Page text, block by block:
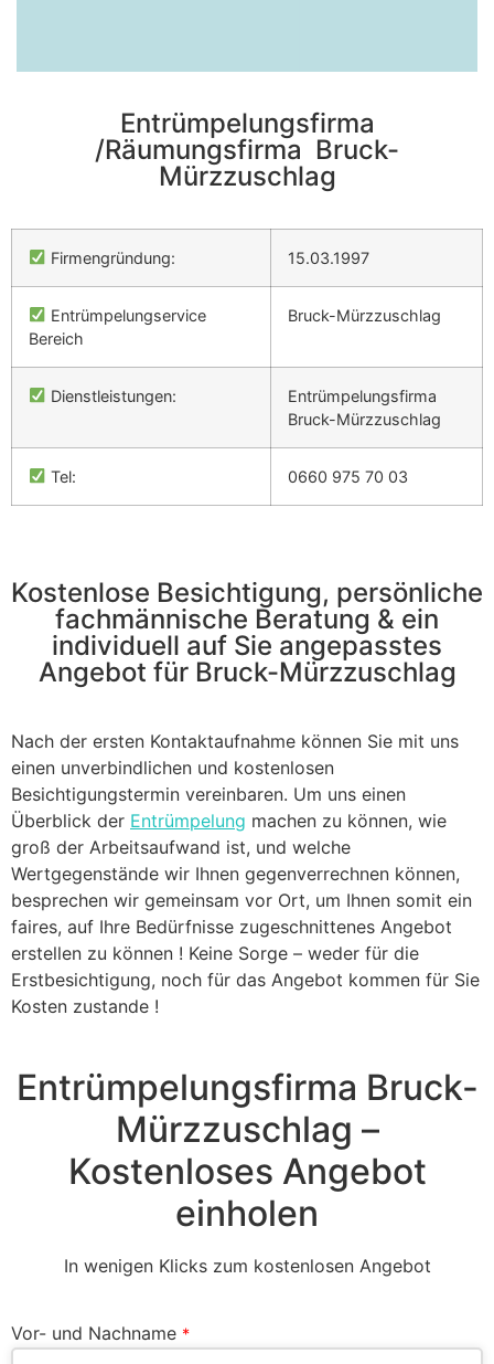
Entrümpelungsfirma
/Räumungsfirma Bruck-
Mürzzuschlag
Firmengründung: 15.03.1997
Entrümpelungservice
Bereich
Bruck-Mürzzuschlag
Dienstleistungen:
Entrümpelungsfirma
Bruck-Mürzzuschlag
Tel: 0660 975 70 03
Kostenlose Besichtigung, persönliche
fachmännische Beratung & ein
individuell auf Sie angepasstes
Angebot für Bruck-Mürzzuschlag
Nach der ersten Kontaktaufnahme können Sie mit uns
einen unverbindlichen und kostenlosen
Besichtigungstermin vereinbaren. Um uns einen
Überblick der Entrümpelung machen zu können, wie
groß der Arbeitsaufwand ist, und welche
Wertgegenstände wir Ihnen gegenverrechnen können,
besprechen wir gemeinsam vor Ort, um Ihnen somit ein
faires, auf Ihre Bedürfnisse zugeschnittenes Angebot
erstellen zu können ! Keine Sorge – weder für die
Erstbesichtigung, noch für das Angebot kommen für Sie
Kosten zustande !
Entrümpelungsfirma Bruck-
Mürzzuschlag –
Kostenloses Angebot
einholen
In wenigen Klicks zum kostenlosen Angebot
Vor- und Nachname *